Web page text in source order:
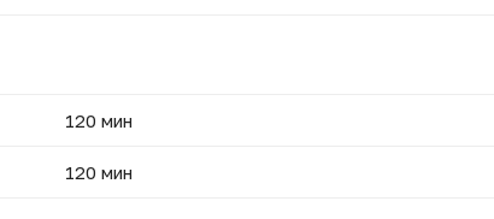
120 мин
120 мин